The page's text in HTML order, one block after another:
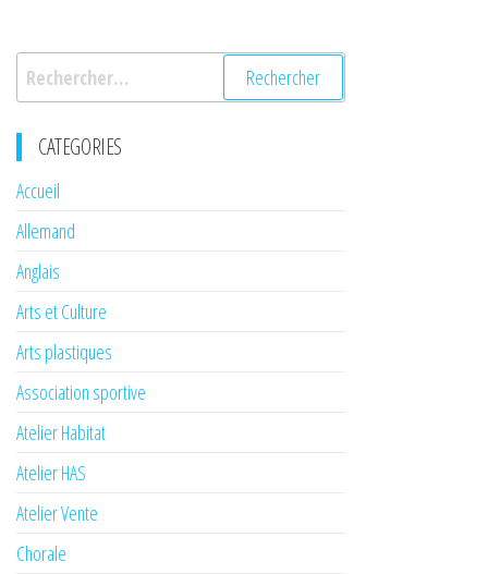
Rechercher :
CATEGORIES
Accueil
Allemand
Anglais
Arts et Culture
Arts plastiques
Association sportive
Atelier Habitat
Atelier HAS
Atelier Vente
Chorale